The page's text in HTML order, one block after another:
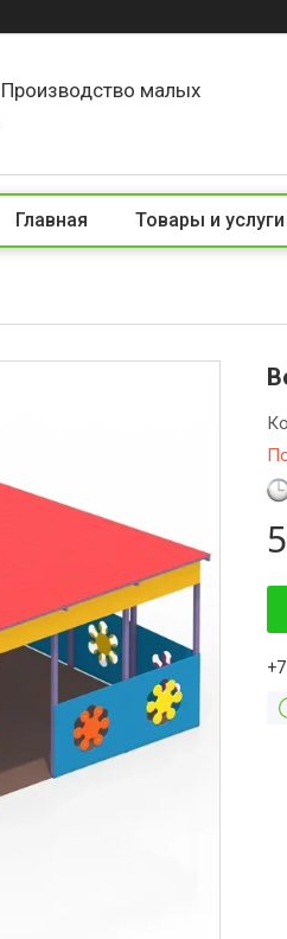
малых
Главная Товары и услуги